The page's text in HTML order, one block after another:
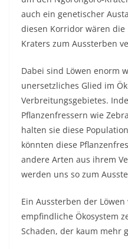
auch ein genetischer
diesen Korridor wären die
Kraters zum Aussterben
Dabei sind Löwen enorm
unersetzliches Glied im
Verbreitungsgebietes.
Pflanzenfressern wie
halten sie diese
könnten diese
andere Arten aus ihrem
werden uns so zum
Ein Aussterben der
empfindliche Ökosystem
Schaden, der kaum mehr